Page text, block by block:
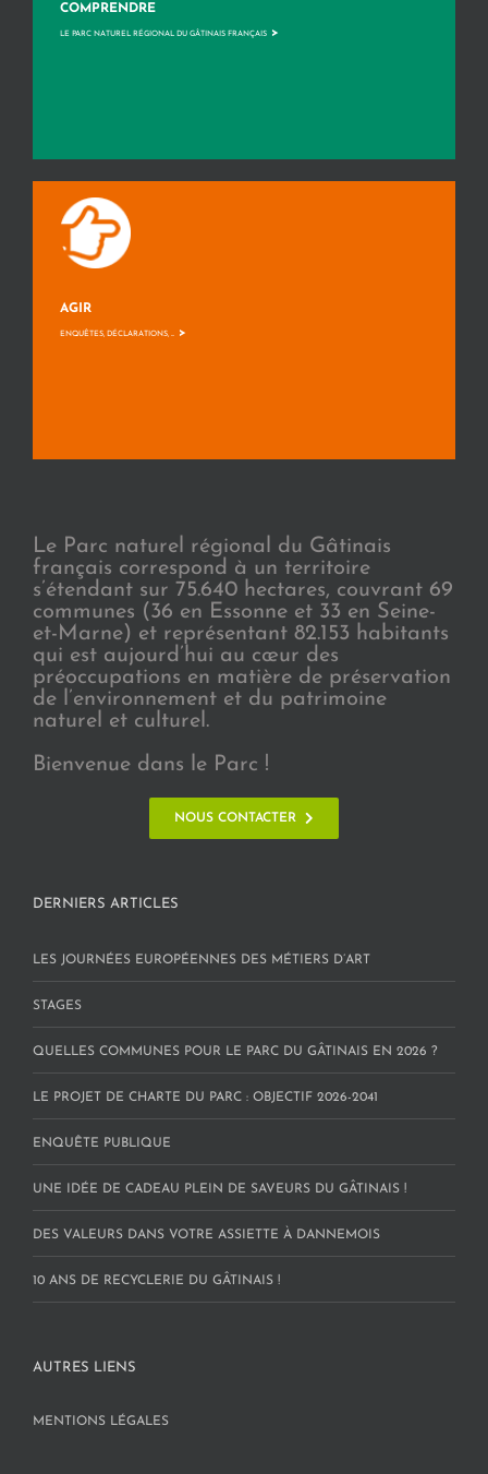
COMPRENDRE
LE PARC NATUREL RÉGIONAL DU GÂTINAIS FRANÇAIS >
AGIR
ENQUÊTES, DÉCLARATIONS, ... >
Le Parc naturel régional du Gâtinais
français correspond à un territoire
s’étendant sur 75.640 hectares, couvrant 69
communes (36 en Essonne et 33 en Seine-
et-Marne) et représentant 82.153 habitants
qui est aujourd’hui au cœur des
préoccupations en matière de préservation
de l’environnement et du patrimoine
naturel et culturel.
Bienvenue dans le Parc !
NOUS CONTACTER
DERNIERS ARTICLES
LES JOURNÉES EUROPÉENNES DES MÉTIERS D’ART
STAGES
QUELLES COMMUNES POUR LE PARC DU GÂTINAIS EN 2026 ?
LE PROJET DE CHARTE DU PARC : OBJECTIF 2026-2041
ENQUÊTE PUBLIQUE
UNE IDÉE DE CADEAU PLEIN DE SAVEURS DU GÂTINAIS !
DES VALEURS DANS VOTRE ASSIETTE À DANNEMOIS
10 ANS DE RECYCLERIE DU GÂTINAIS !
AUTRES LIENS
MENTIONS LÉGALES